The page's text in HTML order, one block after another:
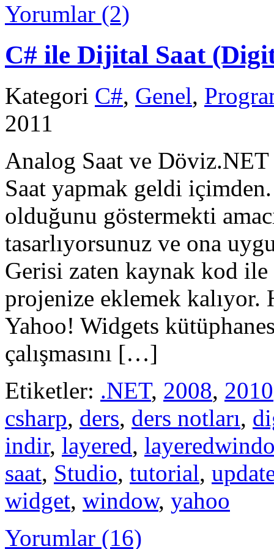
Yorumlar (2)
C# ile Dijital Saat
Kategori C#, Genel,
2011
Analog Saat ve
Saat yapmak geldi
olduğunu göstermekti
tasarlıyorsunuz ve ona
Gerisi zaten kaynak kod ile
projenize eklemek kalıyor.
Yahoo! Widgets
çalışmasını […]
Etiketler: .NET, 2008, 2010
csharp, ders, ders notları,
indir, layered,
saat, Studio, tutorial,
widget, window, yahoo
Yorumlar (16)